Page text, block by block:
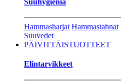
Suuhygienia
Hammasharjat Hammastahnat
Suuvedet
PÄIVITTÄISTUOTTEET
Elintarvikkeet